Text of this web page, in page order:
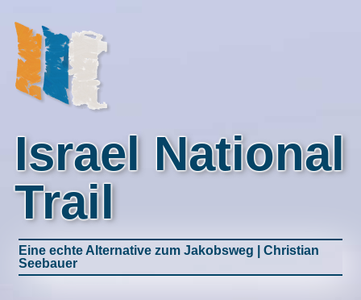
Israel National
Trail
Eine echte Alternative zum Jakobsweg | Christian
Seebauer